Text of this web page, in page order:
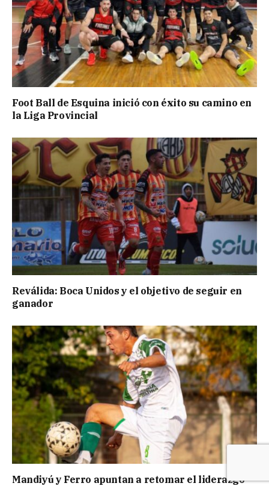
Foot Ball de Esquina inició con éxito su camino en
la Liga Provincial
Reválida: Boca Unidos y el objetivo de seguir en
ganador
Mandiyú y Ferro apuntan a retomar el liderazgo